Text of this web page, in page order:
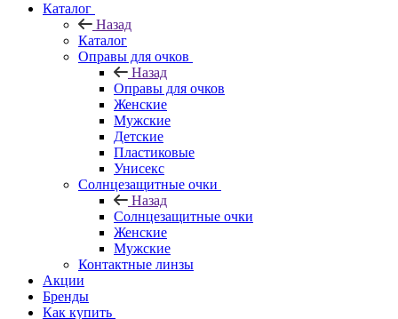
Каталог
Назад
Каталог
Оправы для очков
Назад
Оправы для очков
Женские
Мужские
Детские
Пластиковые
Унисекс
Солнцезащитные очки
Назад
Солнцезащитные очки
Женские
Мужские
Контактные линзы
Акции
Бренды
Как купить